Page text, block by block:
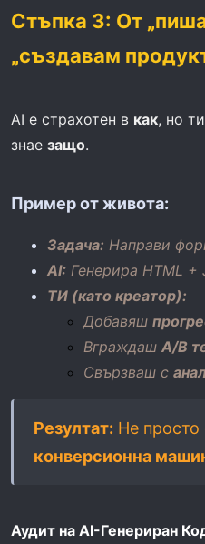
Стъпка 3: От
„създавам
AI е страхотен в как, но
знае защо.
Пример от живота:
Задача: Направи
AI: Генерира HTML +
ТИ (като креатор):
Добавяш
Вграждаш A/B
Свързваш с
Резултат: Не
конверсионна
Аудит на AI-Генериран